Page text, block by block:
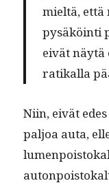
mieltä,
pysäköin­ti
eivät näytä
ratikalla
Niin, eivät
paljoa auta,